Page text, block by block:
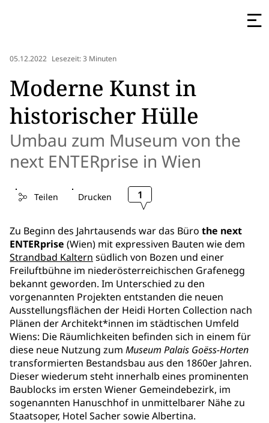
05.12.2022 Lesezeit: 3 Minuten
Moderne Kunst in
historischer Hülle
Umbau zum Museum von the
next ENTERprise in Wien
Teilen Drucken 1
Zu Beginn des Jahrtausends war das Büro the next
ENTERprise (Wien) mit expressiven Bauten wie dem
Strandbad Kaltern südlich von Bozen und einer
Freiluftbühne im niederösterreichischen Grafenegg
bekannt geworden. Im Unterschied zu den
vorgenannten Projekten entstanden die neuen
Ausstellungsflächen der Heidi Horten Collection nach
Plänen der Architekt*innen im städtischen Umfeld
Wiens: Die Räumlichkeiten befinden sich in einem für
diese neue Nutzung zum Museum Palais Goëss-Horten
transformierten Bestandsbau aus den 1860er Jahren.
Dieser wiederum steht innerhalb eines prominenten
Baublocks im ersten Wiener Gemeindebezirk, im
sogenannten Hanuschhof in unmittelbarer Nähe zu
Staatsoper, Hotel Sacher sowie Albertina.